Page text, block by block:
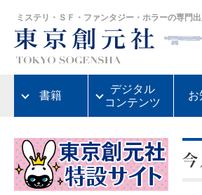
ミステリ・ＳＦ・ファンタジー・ホラーの専門
書籍
デジタル
コンテンツ
お